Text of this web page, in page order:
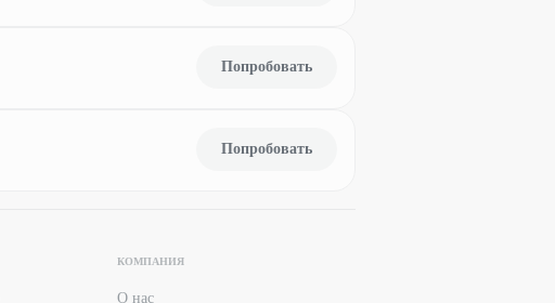
Попробовать
Попробовать
КОМПАНИЯ
О нас